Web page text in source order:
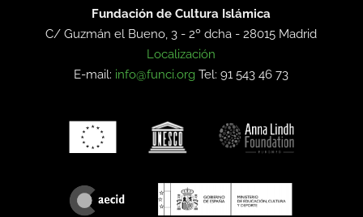
Fundación de Cultura Islámica
C/ Guzmán el Bueno, 3 - 2º dcha -28015 Madrid
Localización
E-mail: info@funci.org Tel: 91 543 46 73